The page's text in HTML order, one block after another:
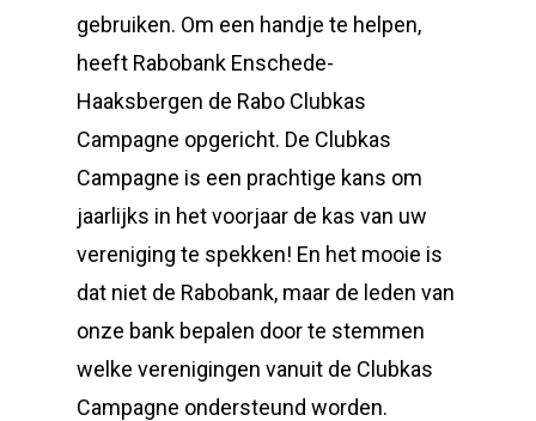
gebruiken. Om een handje te helpen,
heeft Rabobank Enschede-
Haaksbergen de Rabo Clubkas
Campagne opgericht. De Clubkas
Campagne is een prachtige kans om
jaarlijks in het voorjaar de kas van uw
vereniging te spekken! En het mooie is
dat niet de Rabobank, maar de leden van
onze bank bepalen door te stemmen
welke verenigingen vanuit de Clubkas
Campagne ondersteund worden.